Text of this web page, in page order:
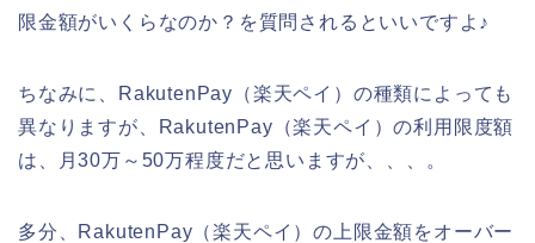
限金額がいくらなのか？を質問されるといいですよ♪
ちなみに、RakutenPay（楽天ペイ）の種類によっても
異なりますが、RakutenPay（楽天ペイ）の利用限度額
は、月30万～50万程度だと思いますが、、、。
多分、RakutenPay（楽天ペイ）の上限金額をオーバー